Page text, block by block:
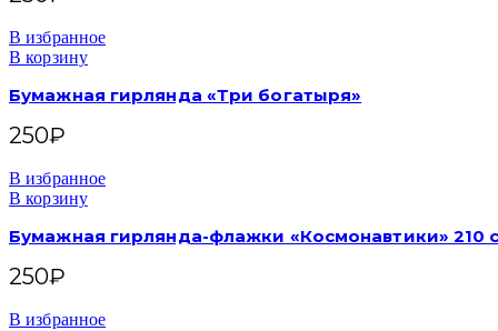
В избранное
В корзину
Бумажная гирлянда «Три богатыря»
250₽
В избранное
В корзину
Бумажная гирлянда-флажки «Космонавтики» 210
250₽
В избранное